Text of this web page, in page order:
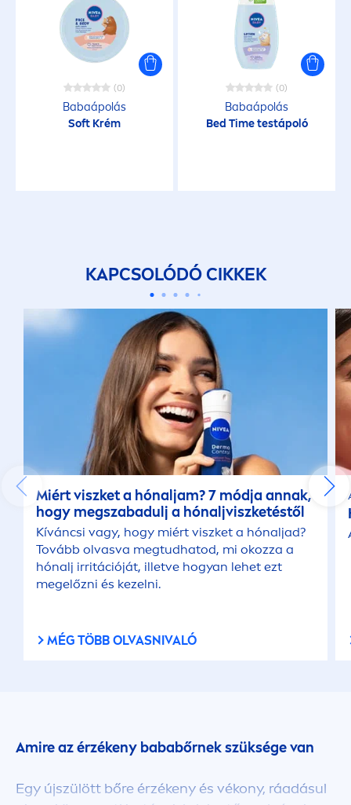
(0)
Babaápolás
Soft Krém
(0)
Babaápolás
Bed Time testápoló
KAPCSOLÓDÓ CIKKEK
Miért viszket a hónaljam? 7 módja annak,
hogy megszabadulj a hónaljviszketéstől
Kíváncsi vagy, hogy miért viszket a hónaljad?
Tovább olvasva megtudhatod, mi okozza a
hónalj irritációját, illetve hogyan lehet ezt
megelőzni és kezelni.
MÉG TÖBB OLVASNIVALÓ
Amire az érzékeny bababőrnek szüksége van
Egy újszülött bőre érzékeny és vékony, ráadásul